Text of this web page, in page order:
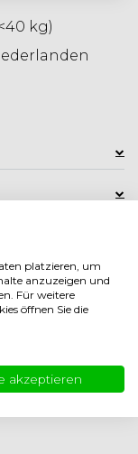
kg)
platzieren, um
anzuzeigen und
Für weitere
öffnen Sie die
akzeptieren